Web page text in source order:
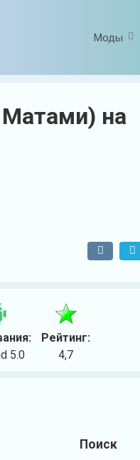
Моды
на
5.0
Рейтинг:
4,7
Поиск